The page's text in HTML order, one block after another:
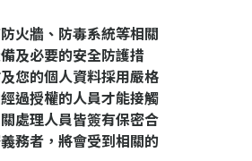
火牆、防毒系統等相關
及必要的安全防護措
您的個人資料採用嚴格
過授權的人員才能接觸
處理人員皆簽有保密合
務者，將會受到相關的